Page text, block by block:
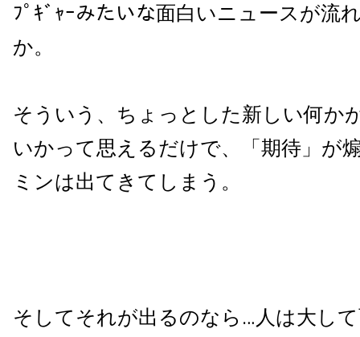
ﾌﾟｷﾞｬｰみたいな面白いニュースが流
か。
そういう、ちょっとした新しい何か
いかって思えるだけで、「期待」が
ミンは出てきてしまう。
そしてそれが出るのなら…人は大し